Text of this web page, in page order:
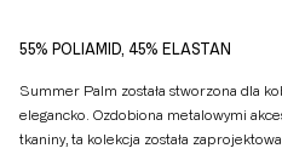
55% POLIAMID, 45% ELASTAN
Summer Palm została stworzona dla
elegancko. Ozdobiona metalowymi
tkaniny, ta kolekcja została